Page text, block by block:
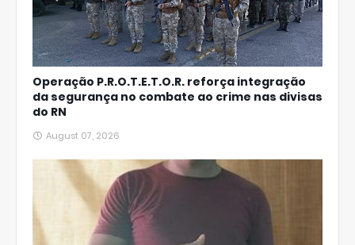
Operação P.R.O.T.E.T.O.R. reforça integração
da segurança no combate ao crime nas divisas
do RN
August 07, 2026